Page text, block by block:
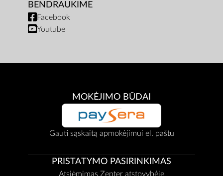
BENDRAUKIME
Facebook
Youtube
MOKĖJIMO BŪDAI
Gauti sąskaitą apmokėjimui el. paštu
PRISTATYMO PASIRINKIMAS
Atsiėmimas Zepter atstovybėje